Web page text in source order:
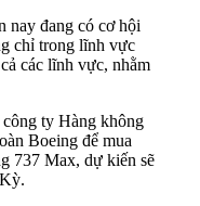
nay đang có cơ hội
chỉ trong lĩnh vực
các lĩnh vực, nhằm
ty Hàng không
Boeing để mua
737 Max, dự kiến sẽ